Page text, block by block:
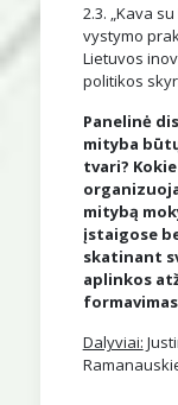
2.3. „Kava
vystymo
Lietuvos
politikos
Panelinė
mityba
tvari?
mitybą
įstaigose
skatinant
aplinkos
Dalyviai: